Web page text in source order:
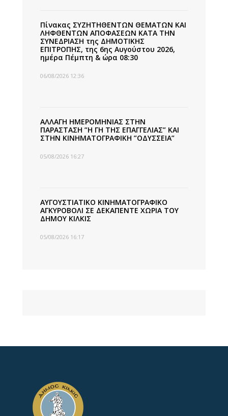
Πίνακας ΣΥΖΗΤΗΘΕΝΤΩΝ ΘΕΜΑΤΩΝ ΚΑΙ
ΛΗΦΘΕΝΤΩΝ ΑΠΟΦΑΣΕΩΝ ΚΑΤΑ ΤΗΝ
ΣΥΝΕΔΡΙΑΣΗ της ΔΗΜΟΤΙΚΗΣ
ΕΠΙΤΡΟΠΗΣ, της 6ης Αυγούστου 2026,
ημέρα Πέμπτη & ώρα 08:30
06/08/2026 12:36
ΑΛΛΑΓΗ ΗΜΕΡΟΜΗΝΙΑΣ ΣΤΗΝ
ΠΑΡΑΣΤΑΣΗ ”Η ΓΗ ΤΗΣ ΕΠΑΓΓΕΛΙΑΣ” ΚΑΙ
ΣΤΗΝ ΚΙΝΗΜΑΤΟΓΡΑΦΙΚΗ ”ΟΔΥΣΣΕΙΑ”
05/08/2026 16:27
ΑΥΓΟΥΣΤΙΑΤΙΚΟ ΚΙΝΗΜΑΤΟΓΡΑΦΙΚΟ
ΑΓΚΥΡΟΒΟΛΙ ΣΕ ΔΕΚΑΠΕΝΤΕ ΧΩΡΙΑ ΤΟΥ
ΔΗΜΟΥ ΚΙΛΚΙΣ
05/08/2026 16:17